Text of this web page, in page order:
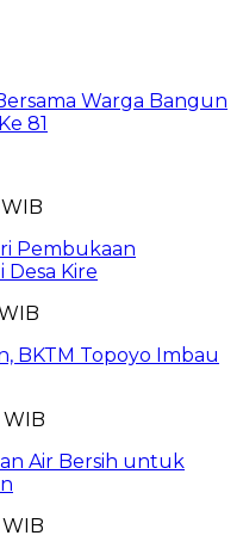
Warga Bangun
81
Pembukaan
Desa Kire
BKTM Topoyo Imbau
WIB
Air Bersih untuk